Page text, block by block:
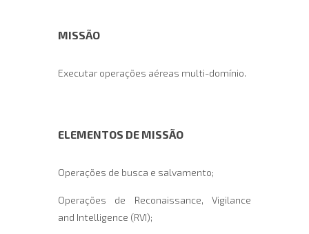
MISSÃO
Executar operações aéreas multi-domínio.
ELEMENTOS DE MISSÃO
Operações de busca e salvamento;
Operações de Reconaissance, Vigilance
and Intelligence (RVI);